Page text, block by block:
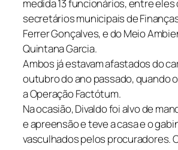
medida 13 funcionários, entre eles
secretários municipais de
Ferrer Gonçalves, e do Meio
Quintana Garcia.
Ambos já estavam afastados do
outubro do ano passado, quando
a Operação Factótum.
Na ocasião, Divaldo foi alvo de
e apreensão e teve a casa e o
vasculhados pelos procuradores.